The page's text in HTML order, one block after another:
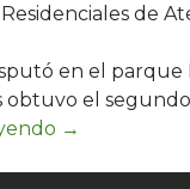
de
en el parque
obtuvo el